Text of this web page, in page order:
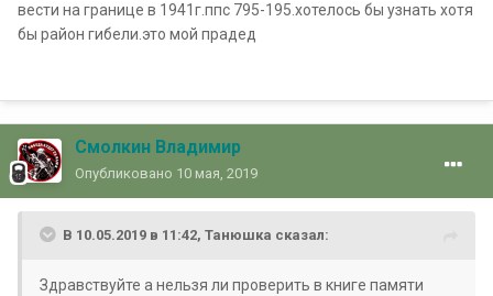
вести на границе в 1941г.ппс 795-195.хотелось бы узнать хотя
бы район гибели.это мой прадед
Смолкин Владимир
Опубликовано 10 мая, 2019
В 10.05.2019 в 11:42, Танюшка сказал:
Здравствуйте а нельзя ли проверить в книге памяти